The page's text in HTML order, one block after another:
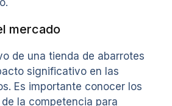
mercado
de una tienda de abarrotes
significativo en las
Es importante conocer los
la competencia para